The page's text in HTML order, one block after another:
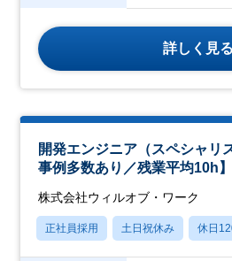
詳しく見る
開発エンジニア（スペシャリ
事例多数あり／残業平均10h】
株式会社ウィルオブ・ワーク
正社員採用 土日祝休み 休日